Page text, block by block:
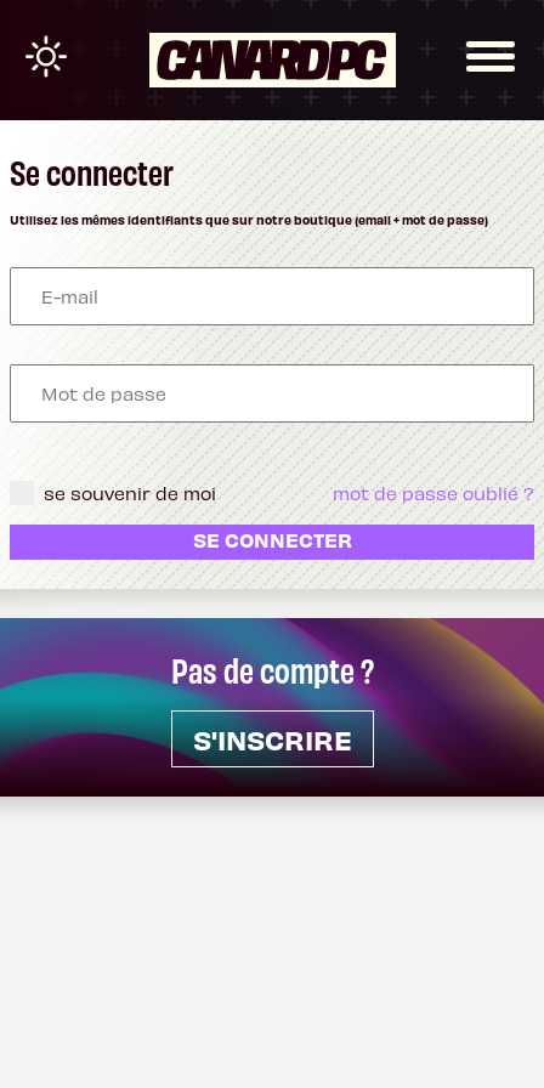
Pas de compte ?
S'INSCRIRE
Se connecter
Utilisez les mêmes identifiants que sur notre boutique (email + mot de passe)
se souvenir de moi mot de passe oublié ?
SE CONNECTER